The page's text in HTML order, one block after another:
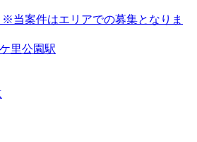
当案件はエリアでの募集となりま
里公園駅